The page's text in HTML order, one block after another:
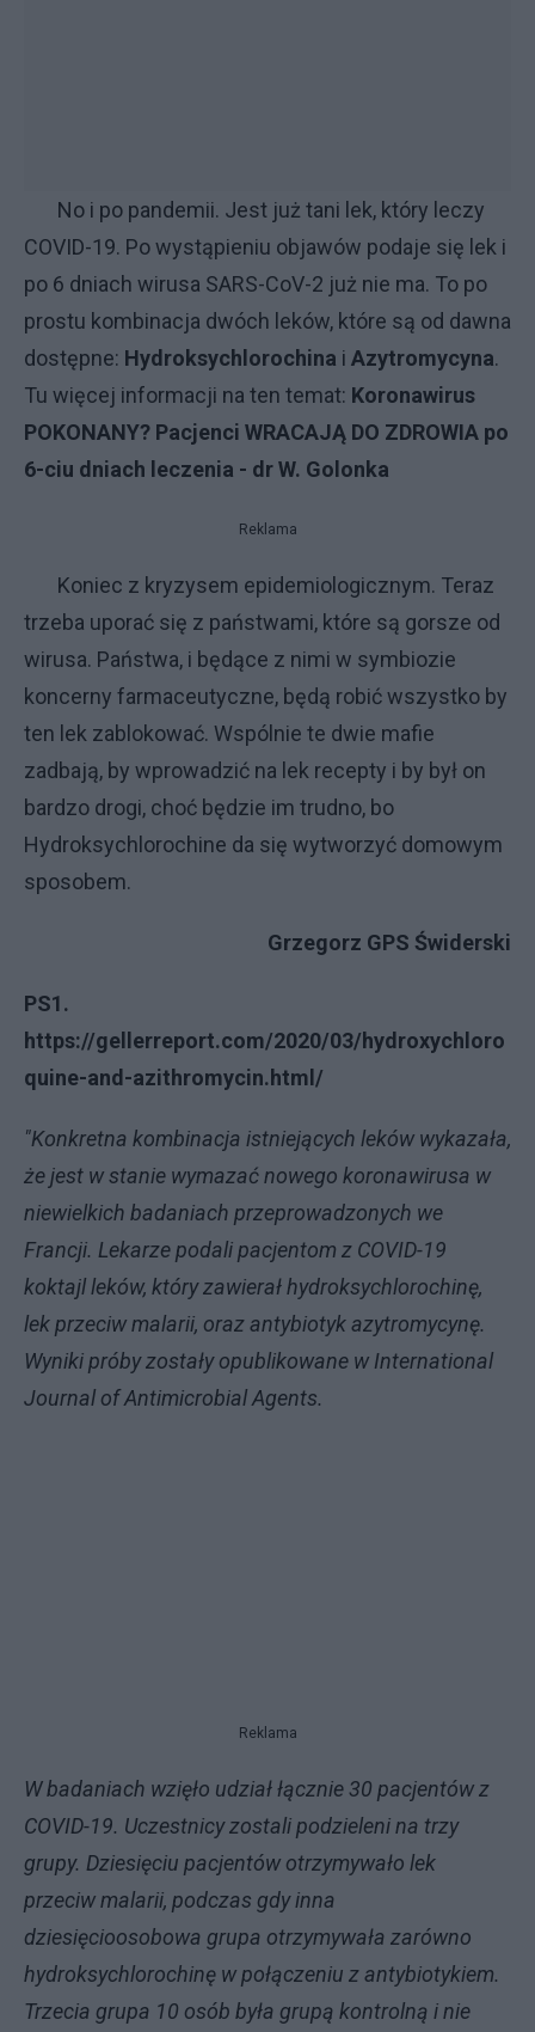
No i po pandemii. Jest już tani lek, który leczy
COVID-19. Po wystąpieniu objawów podaje się lek i
po 6 dniach wirusa SARS-CoV-2 już nie ma. To po
prostu kombinacja dwóch leków, które są od dawna
dostępne: Hydroksychlorochina i Azytromycyna.
Tu więcej informacji na ten temat: Koronawirus
POKONANY? Pacjenci WRACAJĄ DO ZDROWIA po
6-ciu dniach leczenia - dr W. Golonka
Reklama
Koniec z kryzysem epidemiologicznym. Teraz
trzeba uporać się z państwami, które są gorsze od
wirusa. Państwa, i będące z nimi w symbiozie
koncerny farmaceutyczne, będą robić wszystko by
ten lek zablokować. Wspólnie te dwie mafie
zadbają, by wprowadzić na lek recepty i by był on
bardzo drogi, choć będzie im trudno, bo
Hydroksychlorochine da się wytworzyć domowym
sposobem.
Grzegorz GPS Świderski
PS1.
https://gellerreport.com/2020/03/hydroxychloro
quine-and-azithromycin.html/
"Konkretna kombinacja istniejących leków wykazała,
że ​​jest w stanie wymazać nowego koronawirusa w
niewielkich badaniach przeprowadzonych we
Francji. Lekarze podali pacjentom z COVID-19
koktajl leków, który zawierał hydroksychlorochinę,
lek przeciw malarii, oraz antybiotyk azytromycynę.
Wyniki próby zostały opublikowane w International
Journal of Antimicrobial Agents.
Reklama
W badaniach wzięło udział łącznie 30 pacjentów z
COVID-19. Uczestnicy zostali podzieleni na trzy
grupy. Dziesięciu pacjentów otrzymywało lek
przeciw malarii, podczas gdy inna
dziesięcioosobowa grupa otrzymywała zarówno
hydroksychlorochinę w połączeniu z antybiotykiem.
Trzecia grupa 10 osób była grupą kontrolną i nie